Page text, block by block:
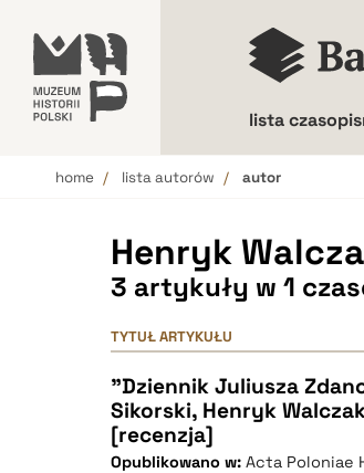
lista
home lista autorów autor
Henryk
3 artykuły w 1
TYTUŁ ARTYKUŁU
"Dziennik Juliusza
Sikorski, Henryk
[recenzja]
Opublikowano w: Acta Poloniae